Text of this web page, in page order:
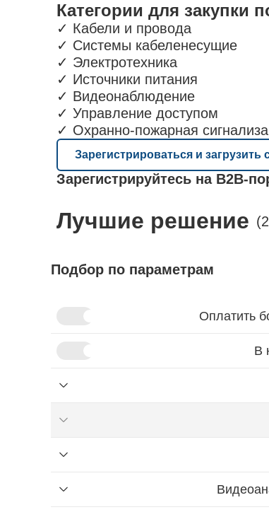
Категории для закупки
✓ Кабели и провода
✓ Системы кабеленесущие
✓ Электротехника
✓ Источники питания
✓ Видеонаблюдение
✓ Управление доступом
✓ Охранно‑пожарная
Зарегистрироваться и
Зарегистрируйтесь на
Лучшие решение
Подбор по параметрам
Оплатить
В